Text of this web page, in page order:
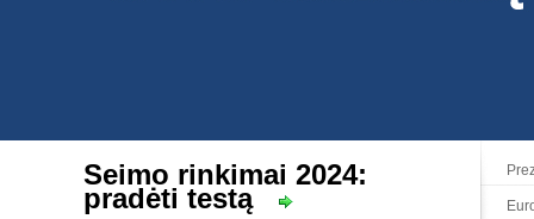
Seimo rinkimai 2024:
pradėti testą